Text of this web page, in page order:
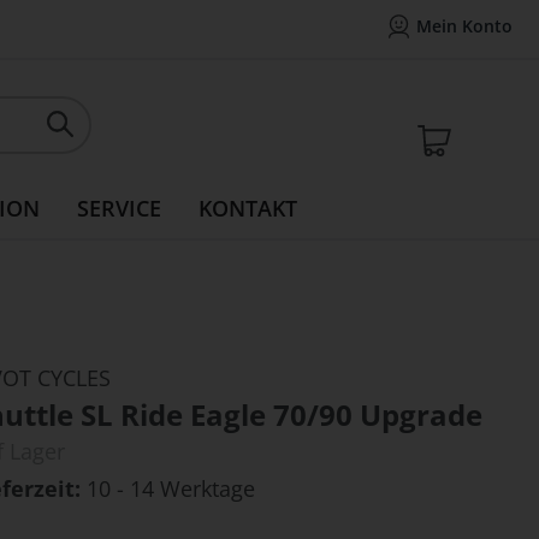
Mein Konto
Mein Konto
SERVICE KONTAKT
CYCLES
SL Ride Eagle 70/90 Upgrade
10 - 14 Werktage